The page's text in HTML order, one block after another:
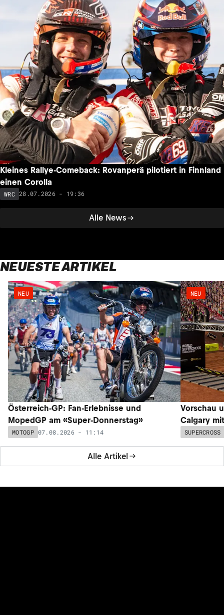
Alle News
Kleines Rallye-Comeback: Rovanperä pilotiert in Finnland
einen Corolla
WRC 28.07.2026 - 19:36
NEUESTE ARTIKEL
Alle Artikel
NEU
Österreich-GP: Fan-Erlebnisse und
MopedGP am «Super-Donnerstag»
MOTOGP 07.08.2026 - 11:14
NEU
Vorschau
Calgary
SUPERCROSS